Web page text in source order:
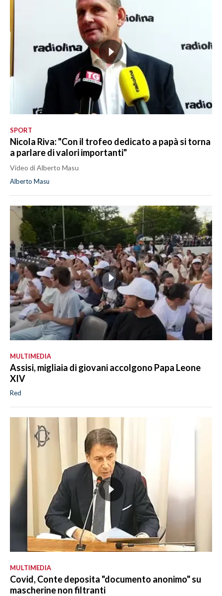
SPORT
Nicola Riva: "Con il trofeo dedicato a papà si torna
a parlare di valori importanti"
Video di Alberto Masu
Alberto Masu
MULTIMEDIA
Assisi, migliaia di giovani accolgono Papa Leone
XIV
Red
MULTIMEDIA
Covid, Conte deposita "documento anonimo" su
mascherine non filtranti